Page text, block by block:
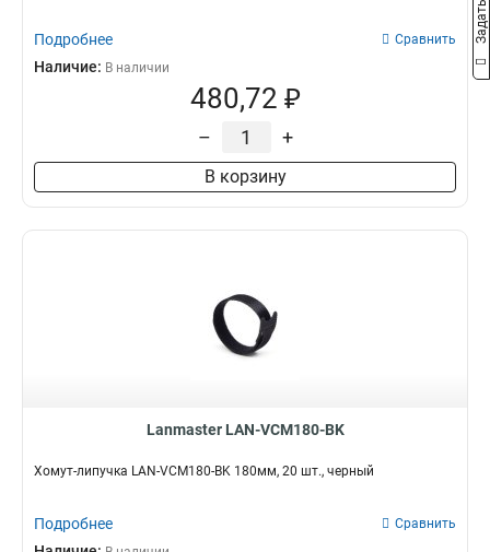
Подробнее Сравнить
Наличие: В наличии
480,72 ₽
– +
В корзину
Lanmaster LAN-VCM180-BK
Хомут-липучка LAN-VCM180-BK 180мм, 20 шт., черный
Подробнее Сравнить